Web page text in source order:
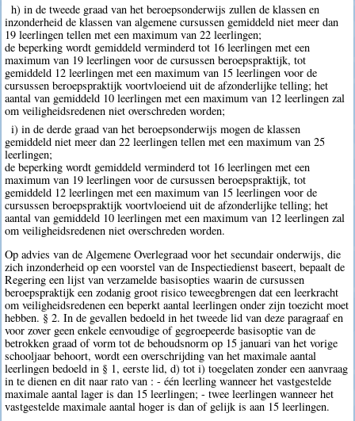
h) in de tweede graad van het beroepsonderwijs zullen de klassen en
inzonderheid de klassen van algemene cursussen gemiddeld niet meer dan
19 leerlingen tellen met een maximum van 22 leerlingen;
de beperking wordt gemiddeld verminderd tot 16 leerlingen met een
maximum van 19 leerlingen voor de cursussen beroepspraktijk, tot
gemiddeld 12 leerlingen met een maximum van 15 leerlingen voor de
cursussen beroepspraktijk voortvloeiend uit de afzonderlijke telling; het
aantal van gemiddeld 10 leerlingen met een maximum van 12 leerlingen zal
om veiligheidsredenen niet overschreden worden;
i) in de derde graad van het beroepsonderwijs mogen de klassen
gemiddeld niet meer dan 22 leerlingen tellen met een maximum van 25
leerlingen;
de beperking wordt gemiddeld verminderd tot 16 leerlingen met een
maximum van 19 leerlingen voor de cursussen beroepspraktijk, tot
gemiddeld 12 leerlingen met een maximum van 15 leerlingen voor de
cursussen beroepspraktijk voortvloeiend uit de afzonderlijke telling; het
aantal van gemiddeld 10 leerlingen met een maximum van 12 leerlingen zal
om veiligheidsredenen niet overschreden worden.
Op advies van de Algemene Overlegraad voor het secundair onderwijs, die
zich inzonderheid op een voorstel van de Inspectiedienst baseert, bepaalt de
Regering een lijst van verzamelde basisopties waarin de cursussen
beroepspraktijk een zodanig groot risico teweegbrengen dat een leerkracht
om veiligheidsredenen een beperkt aantal leerlingen onder zijn toezicht moet
hebben. § 2. In de gevallen bedoeld in het tweede lid van deze paragraaf en
voor zover geen enkele eenvoudige of gegroepeerde basisoptie van de
betrokken graad of vorm tot de behoudsnorm op 15 januari van het vorige
schooljaar behoort, wordt een overschrijding van het maximale aantal
leerlingen bedoeld in § 1, eerste lid, d) tot i) toegelaten zonder een aanvraag
in te dienen en dit naar rato van : - één leerling wanneer het vastgestelde
maximale aantal lager is dan 15 leerlingen; - twee leerlingen wanneer het
vastgestelde maximale aantal hoger is dan of gelijk is aan 15 leerlingen.